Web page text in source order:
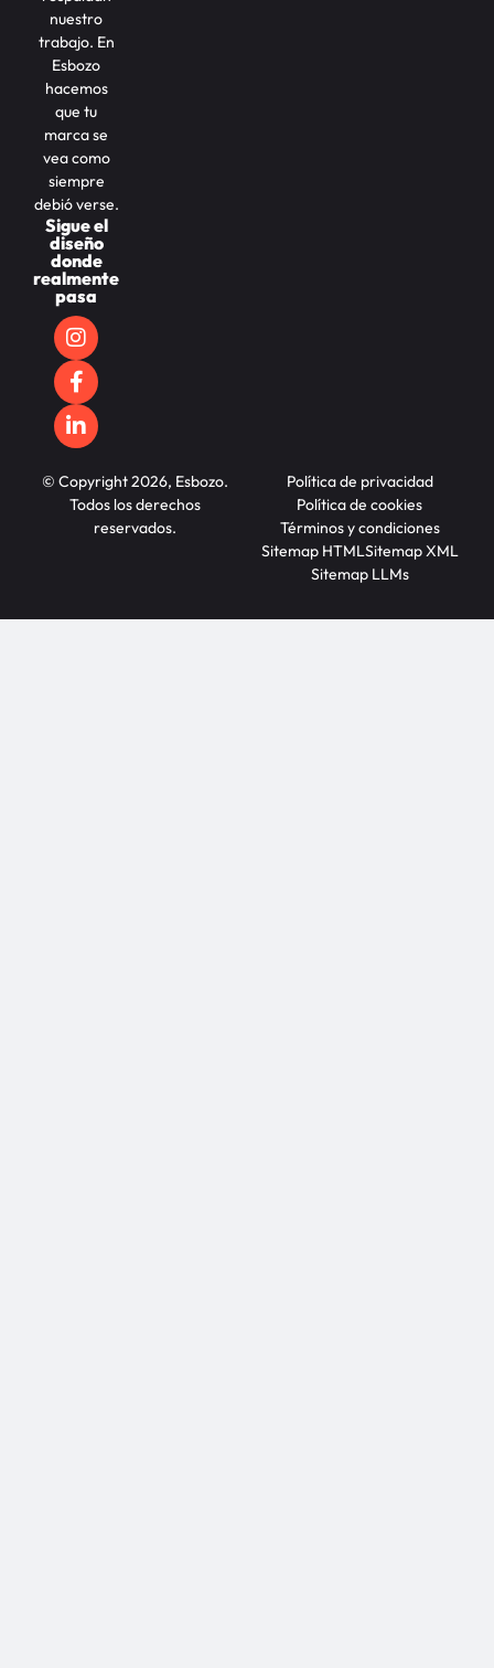
nuestro
trabajo. En
Esbozo
hacemos
que tu
marca se
vea como
siempre
debió verse.
Sigue el
diseño
donde
realmente
pasa
© Copyright 2026, Esbozo.
Todos los derechos
reservados.
Política de privacidad
Política de cookies
Términos y condiciones
Sitemap HTMLSitemap XML
Sitemap LLMs